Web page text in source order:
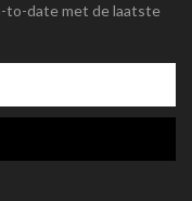
to-date met de laatste